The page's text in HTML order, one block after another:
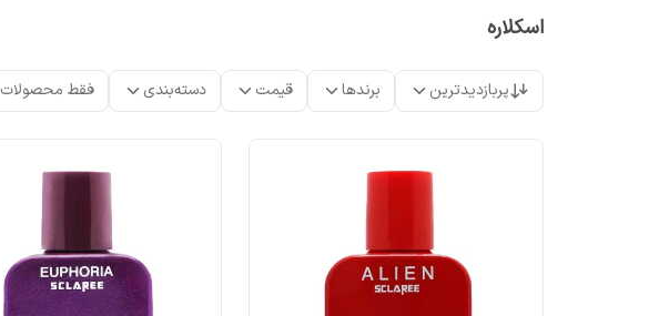
اسکلاره
پربازدیدترین برندها قیمت دسته‌بندی فقط